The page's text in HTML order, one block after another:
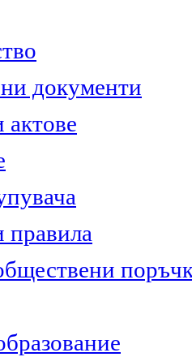
документи